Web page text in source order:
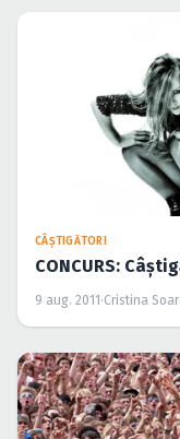
CÂŞTIGĂTORI
CONCURS:
9 aug. 2011·Cristina